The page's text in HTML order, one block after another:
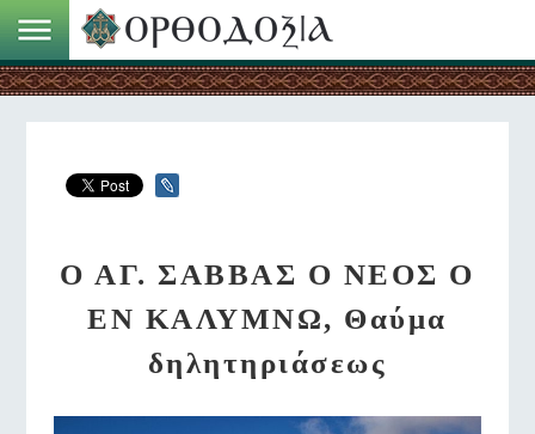
Ο ΑΓ. ΣΑΒΒΑΣ Ο ΝΕΟΣ Ο
ΕΝ ΚΑΛΥΜΝΩ, Θαύμα
δηλητηριάσεως